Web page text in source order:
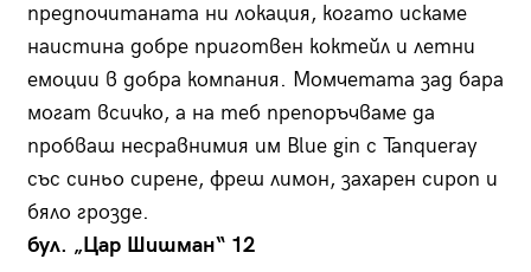
предпочитаната ни локация, когато искаме
наистина добре приготвен коктейл и летни
емоции в добра компания. Момчетата зад бара
могат всичко, а на теб препоръчваме да
пробваш несравнимия им Blue gin с Tanqueray
със синьо сирене, фреш лимон, захарен сироп и
бяло грозде.
бул. „Цар Шишман“ 12